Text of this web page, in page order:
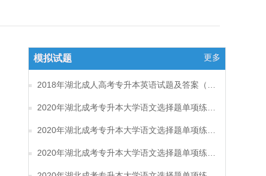
模拟试题 更多